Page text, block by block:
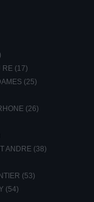
RE (17)
(25)
(26)
ANDRE (38)
(53)
(54)